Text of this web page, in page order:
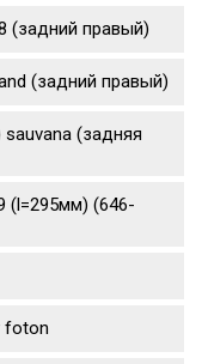
(задний правый)
(задний правый)
(задняя
(l=295мм) (646-
foton